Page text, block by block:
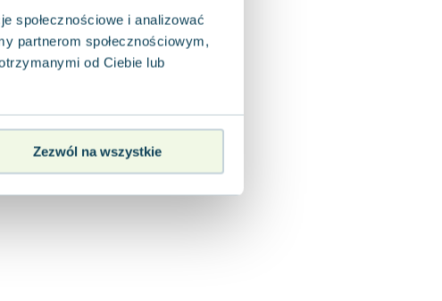
społecznościowe i analizować
partnerom społecznościowym,
od Ciebie lub
Zezwól na wszystkie